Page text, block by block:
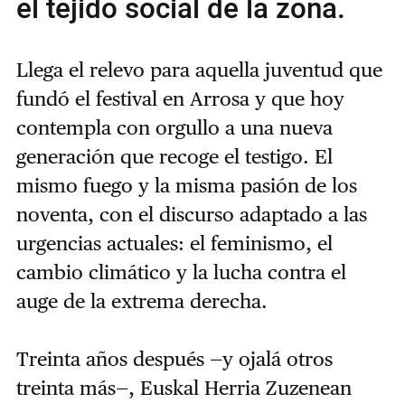
el tejido social de la zona.
Llega el relevo para aquella juventud que
fundó el festival en Arrosa y que hoy
contempla con orgullo a una nueva
generación que recoge el testigo. El
mismo fuego y la misma pasión de los
noventa, con el discurso adaptado a las
urgencias actuales: el feminismo, el
cambio climático y la lucha contra el
auge de la extrema derecha.
Treinta años después —y ojalá otros
treinta más—, Euskal Herria Zuzenean